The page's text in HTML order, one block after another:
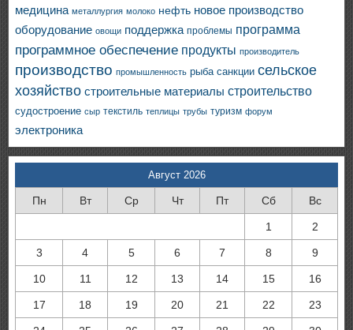
медицина металлургия молоко нефть новое производство
оборудование овощи поддержка проблемы программа
программное обеспечение продукты производитель
производство промышленность рыба санкции сельское
хозяйство строительные материалы строительство
судостроение сыр текстиль теплицы трубы туризм форум
электроника
Август 2026
Пн Вт Ср Чт Пт Сб Вс
1 2
3 4 5 6 7 8 9
10 11 12 13 14 15 16
17 18 19 20 21 22 23